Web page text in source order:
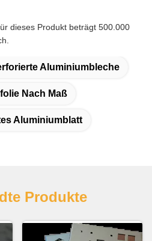
dieses Produkt beträgt 500.000
Aluminiumbleche
Nach Maß
Aluminiumblatt
Produkte